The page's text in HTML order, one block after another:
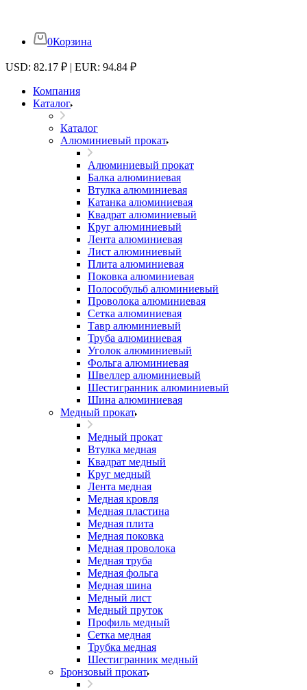
0Корзина
USD: 82.17 ₽ | EUR: 94.84 ₽
Компания
Каталог
Каталог
Алюминиевый прокат
Алюминиевый прокат
Балка алюминиевая
Втулка алюминиевая
Катанка алюминиевая
Квадрат алюминиевый
Круг алюминиевый
Лента алюминиевая
Лист алюминиевый
Плита алюминиевая
Поковка алюминиевая
Полособульб алюминиевый
Проволока алюминиевая
Сетка алюминиевая
Тавр алюминиевый
Труба алюминиевая
Уголок алюминиевый
Фольга алюминиевая
Швеллер алюминиевый
Шестигранник алюминиевый
Шина алюминиевая
Медный прокат
Медный прокат
Втулка медная
Квадрат медный
Круг медный
Лента медная
Медная кровля
Медная пластина
Медная плита
Медная поковка
Медная проволока
Медная труба
Медная фольга
Медная шина
Медный лист
Медный пруток
Профиль медный
Сетка медная
Трубка медная
Шестигранник медный
Бронзовый прокат